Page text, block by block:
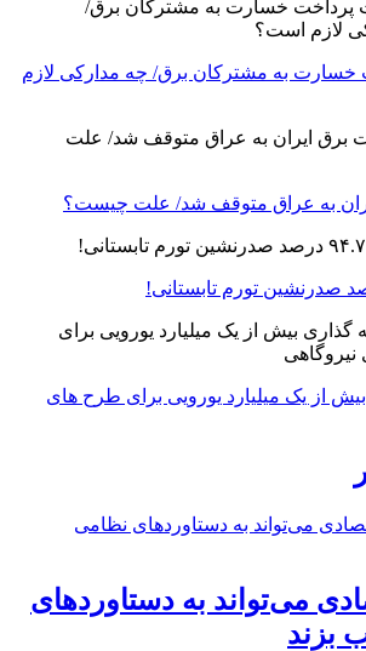
خسارت به مشترکان برق/ چه مدارکی لازم
به عراق متوقف شد/ علت چیست؟
از یک میلیارد یورویی برای طرح های
می‌تواند به دستاوردهای
بزند